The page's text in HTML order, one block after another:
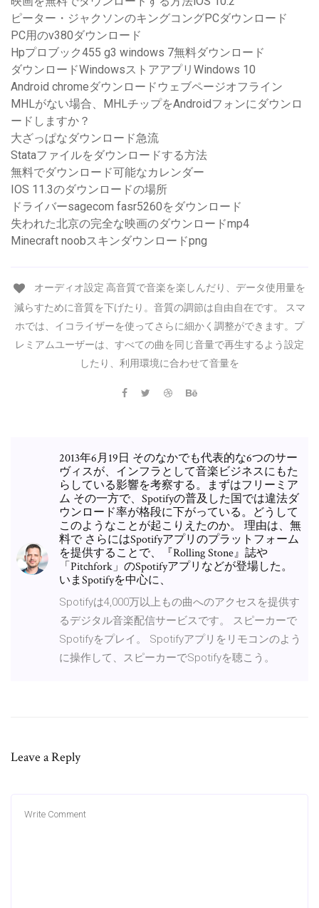
ピーター・ジャクソンのキングコングPCダウンロード
PC用のv380ダウンロード
Hpプロブック455 g3 windows 7無料ダウンロード
ダウンロードWindowsストアアプリWindows 10
Android chromeダウンロードウェブページオフライン
MHLがない場合、MHLチップをAndroidフォンにダウンロ
ードしますか？
大ざっぱなダウンロード急流
Stataファイルをダウンロードする方法
無料でダウンロード可能なカレンダー
IOS 11.3のダウンロードの場所
ドライバーsagecom fasr5260をダウンロード
失われた北京の完全な映画のダウンロードmp4
Minecraft noobスキンダウンロードpng
オーディオ設定 高音質で音楽を楽しんだり、データ使用量を
減らすために音質を下げたり。音質の調節は自由自在です。 スマ
ホでは、イコライザーを使ってさらに細かく調整ができます。プ
レミアムユーザーは、すべての曲を同じ音量で再生するよう設定
したり、利用環境に合わせて音量を
2013年6月19日 そのなかでも代表的な6つのサー
ヴィスが、インフラとして音楽ビジネスにもた
らしている影響を考察する。まずはフリーミア
ム その一方で、Spotifyの普及した国では違法ダ
ウンロード率が格段に下がっている。どうして
このようなことが起こりえたのか。 理由は、無
料で さらにはSpotifyアプリのプラットフォーム
を提供することで、『Rolling Stone』誌や
「Pitchfork」のSpotifyアプリなどが登場した。
いまSpotifyを中心に、
Spotifyは4,000万以上もの曲へのアクセスを提供す
るデジタル音楽配信サービスです。 スピーカーで
Spotifyをプレイ。 Spotifyアプリをリモコンのよう
に操作して、スピーカーでSpotifyを聴こう。
Leave a Reply